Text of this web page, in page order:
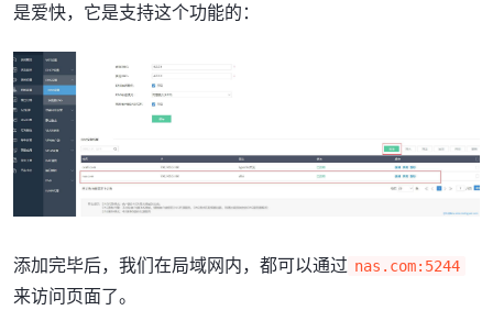
是爱快，它是支持这个功能的：
添加完毕后，我们在局域网内，都可以通过 nas.com:5244
来访问页面了。